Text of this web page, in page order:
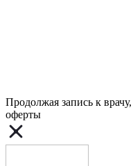
Продолжая запись к
оферты